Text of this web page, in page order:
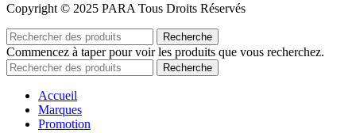
Copyright © 2025 PARA Tous Droits Réservés
Recherche
Commencez à taper pour voir les produits que vous recherchez.
Recherche
Accueil
Marques
Promotion